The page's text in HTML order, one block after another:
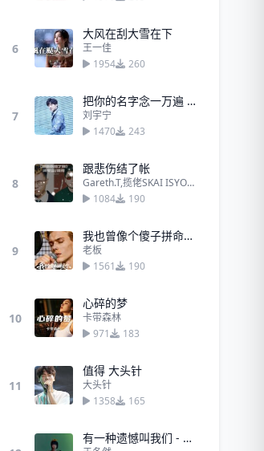
6
大风在刮大雪在下
王一佳
1954
260
7
把你的名字念一万遍 - 刘宇宁
刘宇宁
1470
243
8
跟悲伤结了帐
Gareth.T,揽佬SKAI ISYOURGOD
1084
190
9
我也曾像个傻子拼命爱你（高潮版）
老板
1561
190
10
心碎的梦
卡带森林
971
183
11
值得 大头针
大头针
1358
165
有一种遗憾叫我们 - 于冬然